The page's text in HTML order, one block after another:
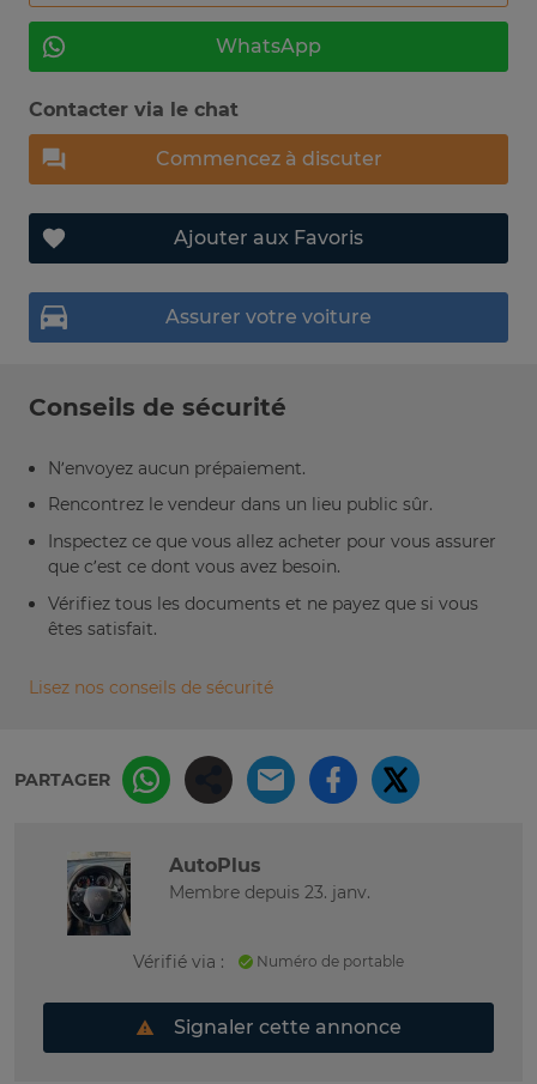
WhatsApp
Contacter via le chat
Commencez à discuter
Ajouter aux Favoris
Assurer votre voiture
Conseils de sécurité
N’envoyez aucun prépaiement.
Rencontrez le vendeur dans un lieu public sûr.
Inspectez ce que vous allez acheter pour vous assurer
que c’est ce dont vous avez besoin.
Vérifiez tous les documents et ne payez que si vous
êtes satisfait.
Lisez nos conseils de sécurité
PARTAGER
AutoPlus
Membre depuis 23. janv.
Vérifié via : Numéro de portable
Signaler cette annonce